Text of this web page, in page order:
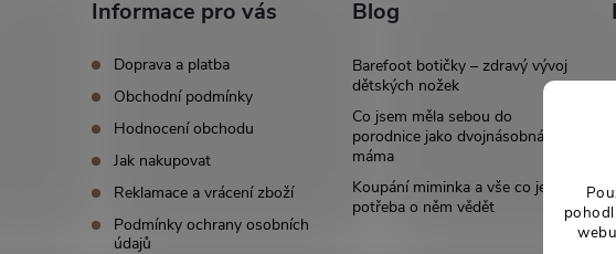
Informace pro vás
Doprava a platba
Obchodní podmínky
Hodnocení obchodu
Jak nakupovat
Reklamace a vrácení zboží
Podmínky ochrany osobních
údajů
Blog
Barefoot botičky – zdravý vývoj
dětských nožek
Co jsem měla sebou do
porodnice jako dvojnásobná
máma
Koupání miminka a vše co je
potřeba o něm vědět